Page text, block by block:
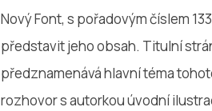
Nový Font, s pořadovým číslem
představit jeho obsah. Titulní
předznamenává hlavní téma
rozhovor s autorkou úvodní